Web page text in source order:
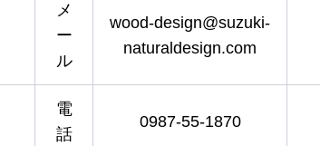
メ
ー
ル
wood-design@suzuki-
naturaldesign.com
電
話
0987-55-1870